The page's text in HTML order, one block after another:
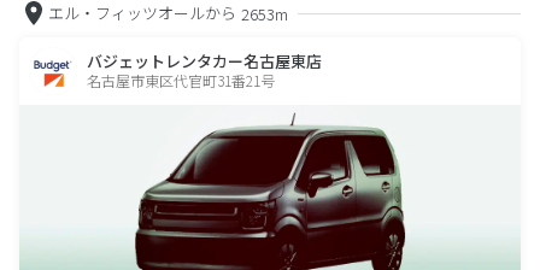
エル・フィッツオールから 2653m
バジェットレンタカー名古屋東店
名古屋市東区代官町31番21号